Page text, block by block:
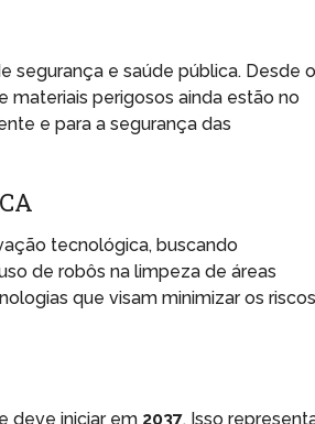
segurança e saúde pública. Desde
materiais perigosos ainda estão no
e para a segurança das
tecnológica, buscando
de robôs na limpeza de áreas
que visam minimizar os
deve iniciar em 2037. Isso